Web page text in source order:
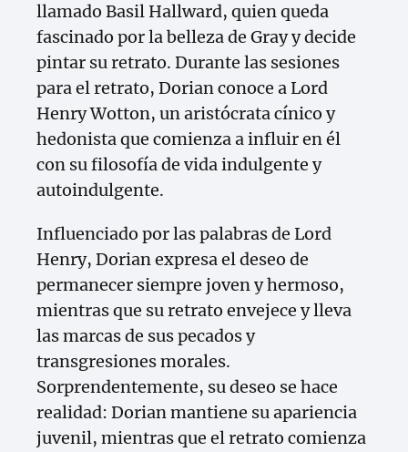
llamado Basil Hallward, quien queda
fascinado por la belleza de Gray y decide
pintar su retrato. Durante las sesiones
para el retrato, Dorian conoce a Lord
Henry Wotton, un aristócrata cínico y
hedonista que comienza a influir en él
con su filosofía de vida indulgente y
autoindulgente.
Influenciado por las palabras de Lord
Henry, Dorian expresa el deseo de
permanecer siempre joven y hermoso,
mientras que su retrato envejece y lleva
las marcas de sus pecados y
transgresiones morales.
Sorprendentemente, su deseo se hace
realidad: Dorian mantiene su apariencia
juvenil, mientras que el retrato comienza